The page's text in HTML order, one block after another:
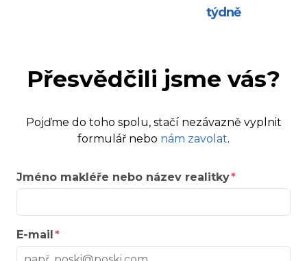
týdně
Přesvědčili jsme vás?
Pojďme do toho spolu, stačí nezávazně vyplnit
formulář nebo nám zavolat.
Jméno makléře nebo název realitky
E-mail